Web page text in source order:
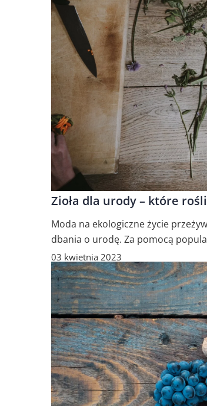
Zioła dla urody – które
Moda na ekologiczne życie
dbania o urodę. Za pomocą
03 kwietnia 2023